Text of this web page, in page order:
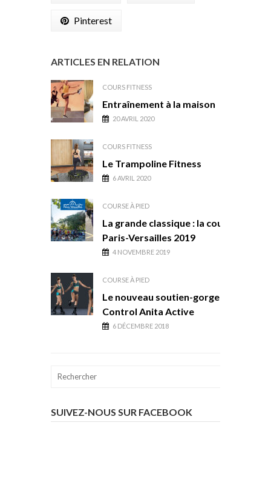
Pinterest
ARTICLES EN RELATION
COURS FITNESS
Entraînement à la maison
20 AVRIL 2020
COURS FITNESS
Le Trampoline Fitness
6 AVRIL 2020
COURSE À PIED
La grande classique : la course
Paris-Versailles 2019
4 NOVEMBRE 2019
COURSE À PIED
Le nouveau soutien-gorge Air
Control Anita Active
6 DÉCEMBRE 2018
SUIVEZ-NOUS SUR FACEBOOK